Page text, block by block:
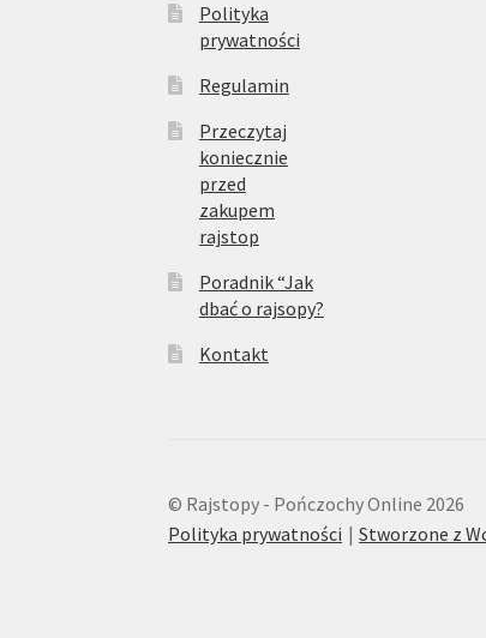
Polityka
prywatności
Regulamin
Przeczytaj
koniecznie
przed
zakupem
rajstop
Poradnik “Jak
dbać o rajsopy?
Kontakt
© Rajstopy - Pończochy Online 2026
Polityka prywatności
Stworzone z